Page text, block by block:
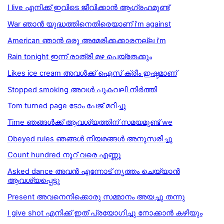
I live എനിക്ക് ഇവിടെ ജീവിക്കാന്‍ ആഗ്രഹമുണ്ട്
War ഞാൻ യുദ്ധത്തിനെതിരെയാണ് i'm against
American ഞാൻ ഒരു അമേരിക്കക്കാരനല്ല i'm
Rain tonight ഇന്ന് രാത്രി മഴ പെയ്തേക്കും
Likes ice cream അവള്‍ക്ക് ഐസ് ക്രീം ഇഷ്ടമാണ്
Stopped smoking അവൾ പുകവലി നിർത്തി
Tom turned page ടോം പേജ് മറിച്ചു
Time ഞങ്ങൾക്ക് ആവശ്യത്തിന് സമയമുണ്ട് we
Obeyed rules ഞങ്ങൾ നിയമങ്ങൾ അനുസരിച്ചു
Count hundred നൂറ് വരെ എണ്ണൂ
Asked dance അവൻ എന്നോട് നൃത്തം ചെയ്യാൻ
ആവശ്യപ്പെട്ടു
Present അവനെനിക്കൊരു സമ്മാനം അയച്ചു തന്നു
I give shot എനിക്ക് ഇത് പ്രയോഗിച്ചു നോക്കാന്‍ കഴിയും